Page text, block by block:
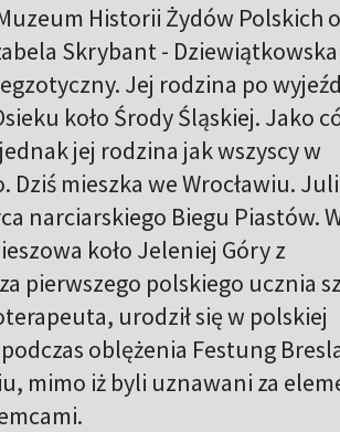
Historii Żydów Polskich
Skrybant -
Jej rodzina po
koło Środy Śląskiej. Jako
jej rodzina jak wszyscy w
Dziś mieszka we Wrocławiu.
narciarskiego Biegu Piastów.
koło Jeleniej Góry z
pierwszego polskiego ucznia
urodził się w polskiej
oblężenia Festung
mimo iż byli uznawani za